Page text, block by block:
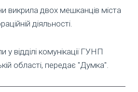
викрила двох мешканців міста
діяльності.
відділі комунікації ГУНП
області, передає "Думка".